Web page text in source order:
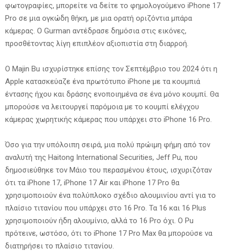
φωτογραφίες, μπορείτε να δείτε το φημολογούμενο iPhone 17
Pro σε μια ογκώδη θήκη, με μια ορατή οριζόντια μπάρα
κάμερας. Ο Gurman αντέδρασε δημόσια στις εικόνες,
προσθέτοντας λίγη επιπλέον αξιοπιστία στη διαρροή.
Ο Majin Bu ισχυρίστηκε επίσης τον Σεπτέμβριο του 2024 ότι η
Apple κατασκεύαζε ένα πρωτότυπο iPhone με τα κουμπιά
έντασης ήχου και δράσης ενοποιημένα σε ένα μόνο κουμπί. Θα
μπορούσε να λειτουργεί παρόμοια με το κουμπί ελέγχου
κάμερας χωρητικής κάμερας που υπάρχει στο iPhone 16 Pro.
Όσο για την υπόλοιπη σειρά, μια πολύ πρώιμη φήμη από τον
αναλυτή της Haitong International Securities, Jeff Pu, που
δημοσιεύθηκε τον Μάιο του περασμένου έτους, ισχυριζόταν
ότι τα iPhone 17, iPhone 17 Air και iPhone 17 Pro θα
χρησιμοποιούν ένα πολύπλοκο σχέδιο αλουμινίου αντί για το
πλαίσιο τιτανίου που υπάρχει στο 16 Pro. Τα 16 και 16 Plus
χρησιμοποιούν ήδη αλουμίνιο, αλλά το 16 Pro όχι. Ο Pu
πρότεινε, ωστόσο, ότι το iPhone 17 Pro Max θα μπορούσε να
διατηρήσει το πλαίσιο τιτανίου.